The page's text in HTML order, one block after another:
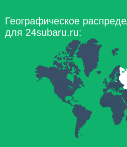
Географическое
для 24subaru.ru: